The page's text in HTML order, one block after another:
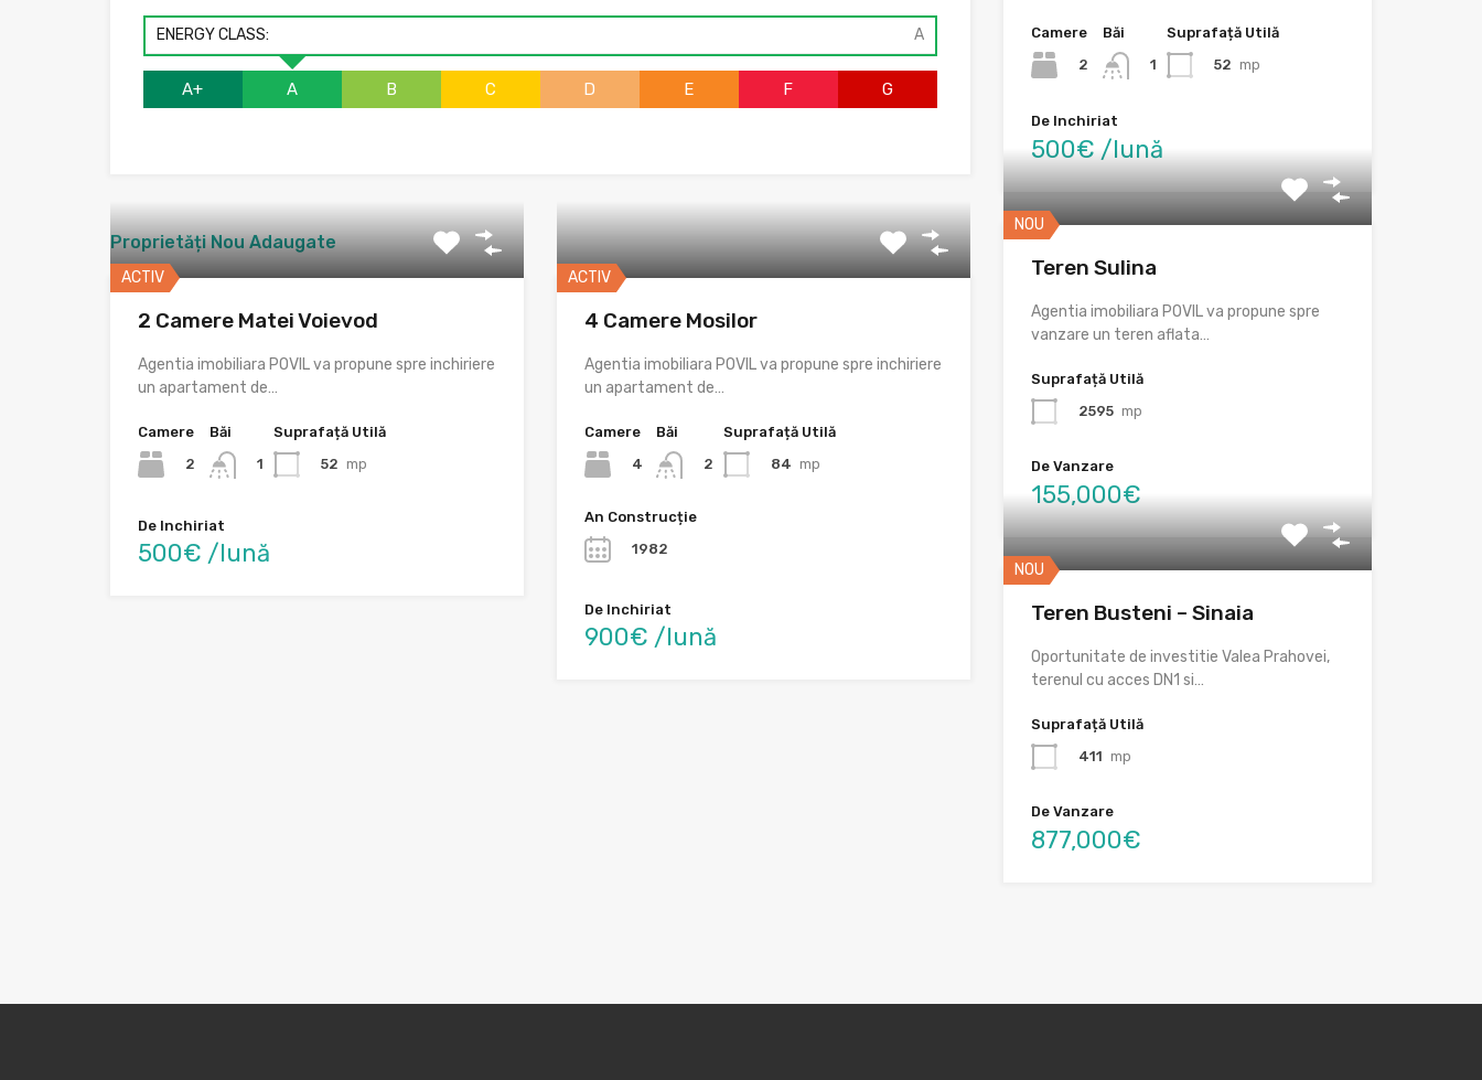
ENERGY CLASS: A
A+ A B C D E F G
Proprietăți Nou Adaugate
ACTIV
2 Camere Matei Voievod
Agentia imobiliara POVIL va propune spre inchiriere
un apartament de…
Camere
2
Băi
1
Suprafață Utilă
52 mp
De Inchiriat
500€ /lună
ACTIV
4 Camere Mosilor
Agentia imobiliara POVIL va propune spre inchiriere
un apartament de…
Camere
4
Băi
2
Suprafață Utilă
84 mp
An Construcție
1982
De Inchiriat
900€ /lună
Camere
2
Băi
1
Suprafață Utilă
52 mp
De Inchiriat
500€ /lună
NOU
Teren Sulina
Agentia imobiliara POVIL va propune spre
vanzare un teren aflata…
Suprafață Utilă
2595 mp
De Vanzare
155,000€
NOU
Teren Busteni – Sinaia
Oportunitate de investitie Valea Prahovei,
terenul cu acces DN1 si…
Suprafață Utilă
411 mp
De Vanzare
877,000€